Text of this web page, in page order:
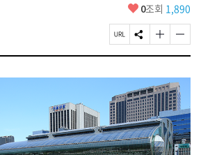
좋
요
0조회 1,890
페
이
U
L
복
사
S
N
공
유
하
기
글
자
기
크
게
변
경
하
기
글
자
기
작
게
변
경
하
기